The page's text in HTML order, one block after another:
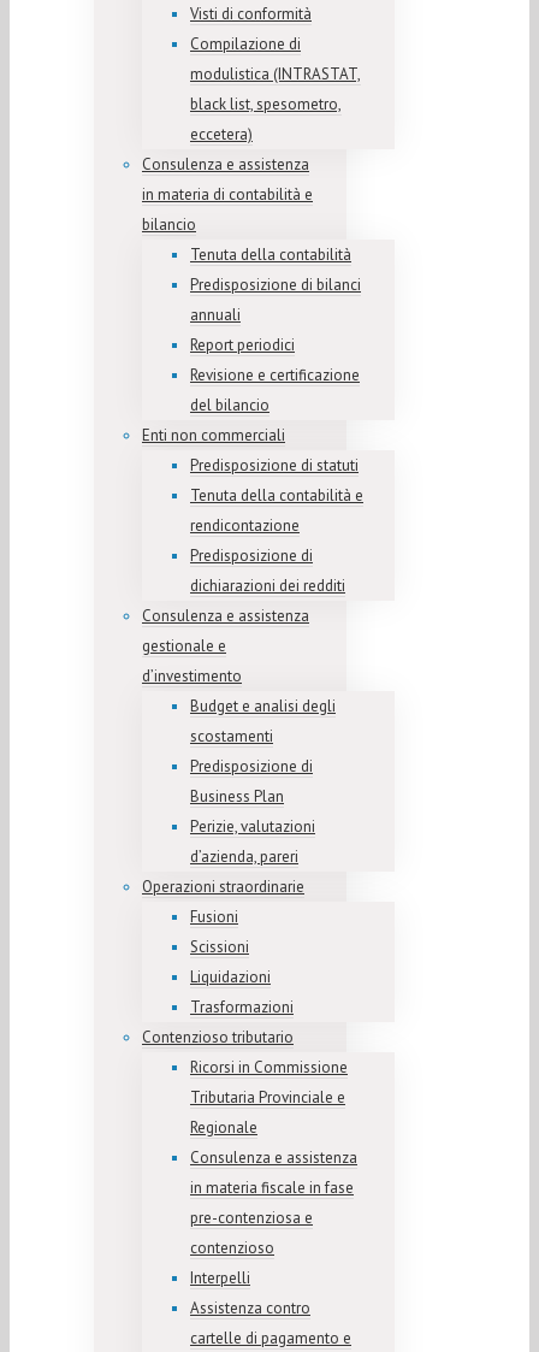
Visti di conformità
Compilazione di
modulistica (INTRASTAT,
black list, spesometro,
eccetera)
Consulenza e assistenza
in materia di contabilità e
bilancio
Tenuta della contabilità
Predisposizione di bilanci
annuali
Report periodici
Revisione e certificazione
del bilancio
Enti non commerciali
Predisposizione di statuti
Tenuta della contabilità e
rendicontazione
Predisposizione di
dichiarazioni dei redditi
Consulenza e assistenza
gestionale e
d’investimento
Budget e analisi degli
scostamenti
Predisposizione di
Business Plan
Perizie, valutazioni
d’azienda, pareri
Operazioni straordinarie
Fusioni
Scissioni
Liquidazioni
Trasformazioni
Contenzioso tributario
Ricorsi in Commissione
Tributaria Provinciale e
Regionale
Consulenza e assistenza
in materia fiscale in fase
pre-contenziosa e
contenzioso
Interpelli
Assistenza contro
cartelle di pagamento e